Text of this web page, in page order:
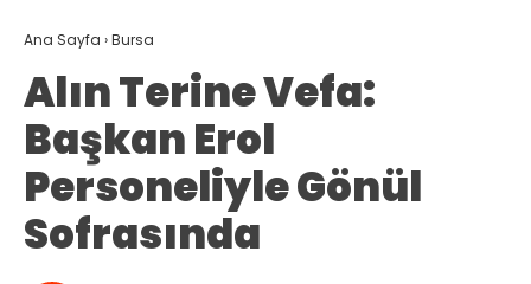
Ana Sayfa ›Bursa
Alın Terine Vefa:
Başkan Erol
Personeliyle Gönül
Sofrasında